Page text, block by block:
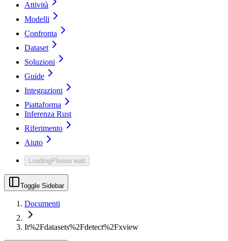
Attività
Modelli
Confronta
Dataset
Soluzioni
Guide
Integrazioni
Piattaforma
Inferenza Rust
Riferimento
Aiuto
LoadingPlease wait
Toggle Sidebar
Documenti
It%2Fdatasets%2Fdetect%2Fxview